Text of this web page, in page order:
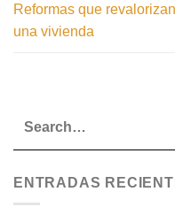
Reformas que revalorizan
una vivienda
ENTRADAS